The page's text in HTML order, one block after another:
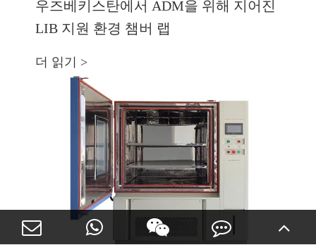
우즈베키스탄에서 ADM을 위해 지어진
LIB 지원 환경 챔버 랩
더 읽기 >